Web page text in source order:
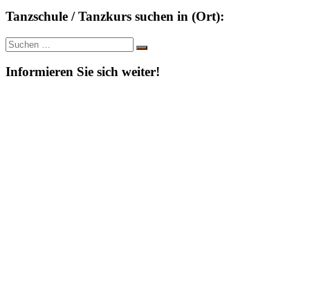
Tanzschule / Tanzkurs suchen in (Ort):
Suche
nach:
Suchen
Informieren Sie sich weiter!